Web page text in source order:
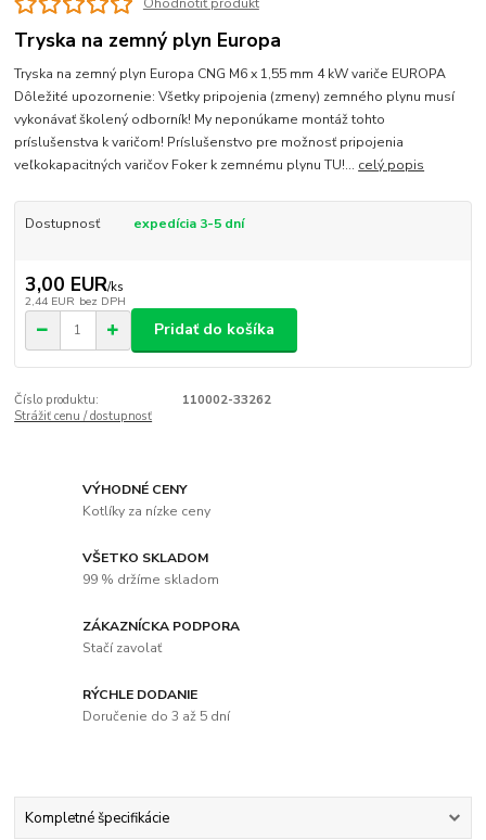
Tryska na zemný plyn Europa
Tryska na zemný plyn Europa CNG M6 x 1,55 mm 4 kW variče EUROPA
Dôležité upozornenie: Všetky pripojenia (zmeny) zemného plynu musí
vykonávať školený odborník! My neponúkame montáž tohto
príslušenstva k varičom! Príslušenstvo pre možnosť pripojenia
veľkokapacitných varičov Foker k zemnému plynu TU!... celý popis
Dostupnosť expedícia 3-5 dní
3,00 EUR/ks
2,44 EUR bez DPH
Pridať do košíka
Číslo produktu:
110002-33262
Strážiť cenu / dostupnosť
VÝHODNÉ CENY
Kotlíky za nízke ceny
VŠETKO SKLADOM
99 % držíme skladom
ZÁKAZNÍCKA PODPORA
Stačí zavolať
RÝCHLE DODANIE
Doručenie do 3 až 5 dní
Kompletné špecifikácie